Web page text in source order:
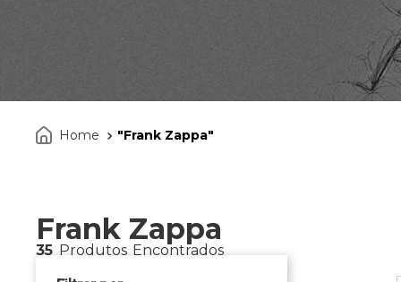
Frank Zappa
Frank Zappa
35 Produtos